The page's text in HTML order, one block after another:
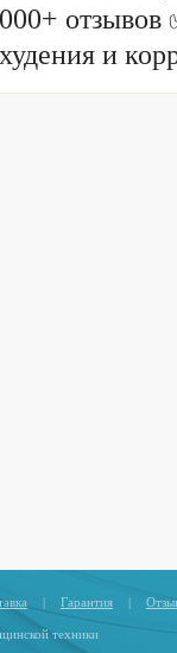
отзывов
и
| Гарантия |
техники